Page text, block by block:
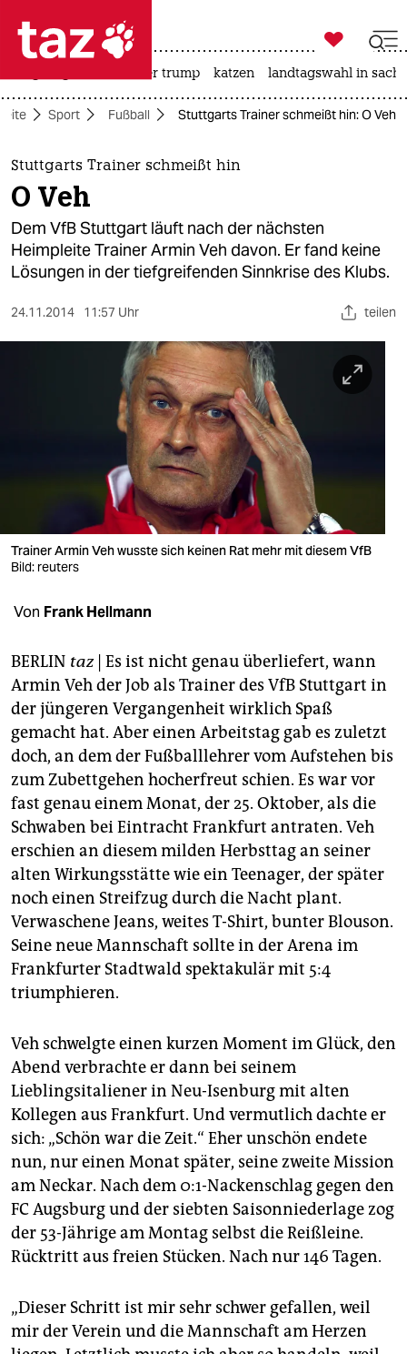
 taz zahl ich
taz zahl ich
themen
politik
öko
gesellschaft
verlag
verlag
veranstaltungen
fragen & hilfe
unterstützen
abo
genossenschaft
epaper login

taz zahl ich
usa unter trump katzen landtagswahl in
Sport Fußball Stuttgarts Trainer schmeißt hin: O Veh
Stuttgarts Trainer schmeißt hin
O Veh
Dem VfB Stuttgart läuft nach der nächsten
Heimpleite Trainer Armin Veh davon. Er fand keine
Lösungen in der tiefgreifenden Sinnkrise des Klubs.
24.11.2014 11:57 Uhr teilen
Trainer Armin Veh wusste sich keinen Rat mehr mit diesem VfB
Bild: reuters
Von Frank Hellmann
BERLIN taz| Es ist nicht genau überliefert, wann
Armin Veh der Job als Trainer des VfB Stuttgart in
der jüngeren Vergangenheit wirklich Spaß
gemacht hat. Aber einen Arbeitstag gab es zuletzt
doch, an dem der Fußballlehrer vom Aufstehen bis
zum Zubettgehen hocherfreut schien. Es war vor
fast genau einem Monat, der 25. Oktober, als die
Schwaben bei Eintracht Frankfurt antraten. Veh
erschien an diesem milden Herbsttag an seiner
alten Wirkungsstätte wie ein Teenager, der später
noch einen Streifzug durch die Nacht plant.
Verwaschene Jeans, weites T-Shirt, bunter Blouson.
Seine neue Mannschaft sollte in der Arena im
Frankfurter Stadtwald spektakulär mit 5:4
triumphieren.
Veh schwelgte einen kurzen Moment im Glück, den
Abend verbrachte er dann bei seinem
Lieblingsitaliener in Neu-Isenburg mit alten
Kollegen aus Frankfurt. Und vermutlich dachte er
sich: „Schön war die Zeit.“ Eher unschön endete
nun, nur einen Monat später, seine zweite Mission
am Neckar. Nach dem 0:1-Nackenschlag gegen den
FC Augsburg und der siebten Saisonniederlage zog
der 53-Jährige am Montag selbst die Reißleine.
Rücktritt aus freien Stücken. Nach nur 146 Tagen.
„Dieser Schritt ist mir sehr schwer gefallen, weil
mir der Verein und die Mannschaft am Herzen